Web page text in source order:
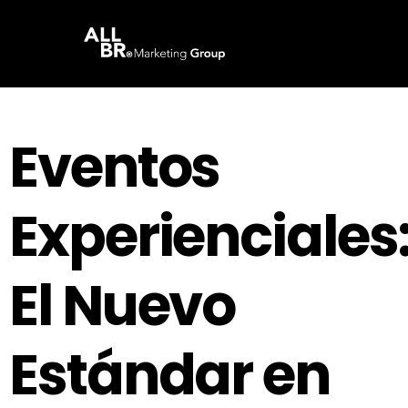
Eventos
El Nuevo
Estándar en